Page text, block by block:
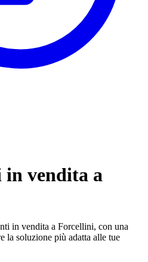
vendita a
in vendita a Forcellini, con una
la soluzione più adatta alle tue